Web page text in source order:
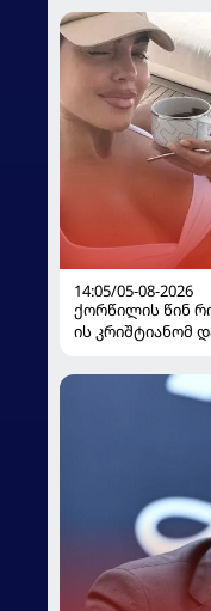
14:05/05-08-2026
ქორწილის წინ
ის კრიშტიანომ